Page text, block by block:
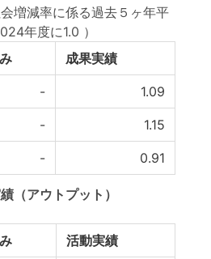
増減率に係る過去５ヶ年平
年度に1.0 ）
成果実績
- 1.09
- 1.15
- 0.91
（アウトプット）
活動実績